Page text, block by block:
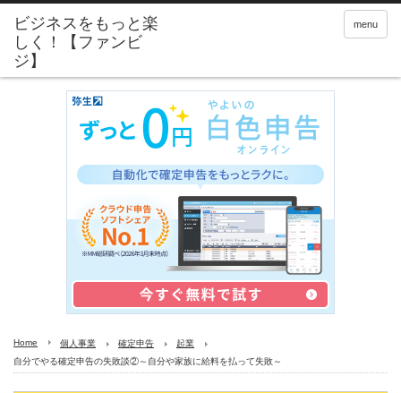
menu
Home 個人事業 確定申告
起業
自分でやる確定申告の失敗談②～自分や家族に給料を払って失敗～